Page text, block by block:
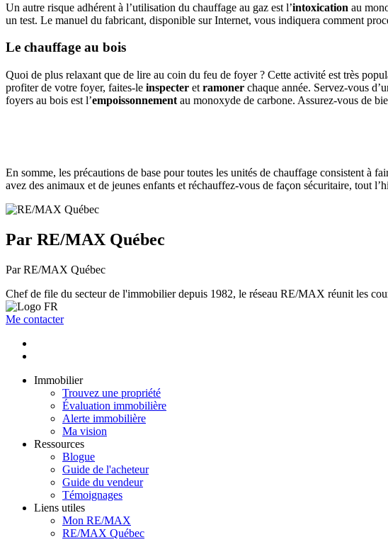
Un autre risque adhérent à l’utilisation du chauffage au gaz est l’intoxication au
un test. Le manuel du fabricant, disponible sur Internet, vous indiquera comment
Le chauffage au bois
Quoi de plus relaxant que de lire au coin du feu de foyer ? Cette activité est très
profiter de votre foyer, faites-le inspecter et ramoner chaque année. Servez-vous
foyers au bois est l’empoissonnement au monoxyde de carbone. Assurez-vous de
En somme, les précautions de base pour toutes les unités de chauffage consistent
avez des animaux et de jeunes enfants et réchauffez-vous de façon sécuritaire, tout
Par RE/MAX Québec
Par RE/MAX Québec
Chef de file du secteur de l'immobilier depuis 1982, le réseau RE/MAX réunit les
Me contacter
Immobilier
Trouvez une propriété
Évaluation immobilière
Alerte immobilière
Ma vision
Ressources
Blogue
Guide de l'acheteur
Guide du vendeur
Témoignages
Liens utiles
Mon RE/MAX
RE/MAX Québec